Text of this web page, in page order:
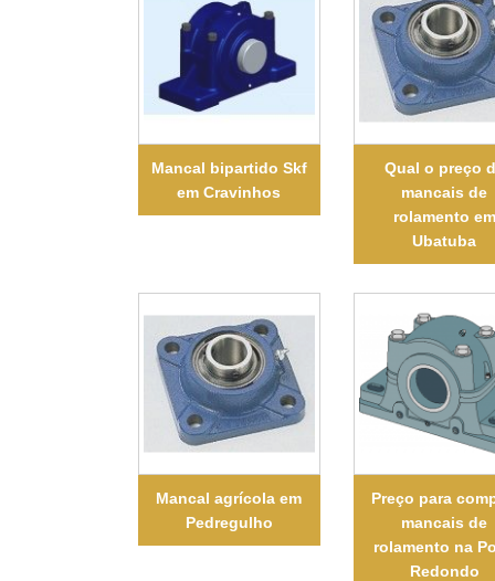
Mancal bipartido Skf
em Cravinhos
Qual o preço
mancais de
rolamento em
Ubatuba
Mancal agrícola em
Pedregulho
Preço para
mancais de
rolamento na
Redondo